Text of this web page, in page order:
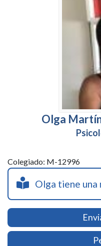
Olga
Colegiado: M-12996
Olga tiene una